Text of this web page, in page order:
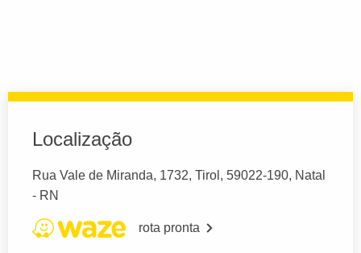
Localização
Rua Vale de Miranda, 1732, Tirol, 59022-190, Natal
- RN
rota pronta